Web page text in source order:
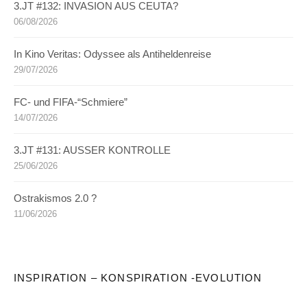
3.JT #132: INVASION AUS CEUTA?
06/08/2026
In Kino Veritas: Odyssee als Antiheldenreise
29/07/2026
FC- und FIFA-“Schmiere”
14/07/2026
3.JT #131: AUSSER KONTROLLE
25/06/2026
Ostrakismos 2.0 ?
11/06/2026
INSPIRATION – KONSPIRATION -EVOLUTION